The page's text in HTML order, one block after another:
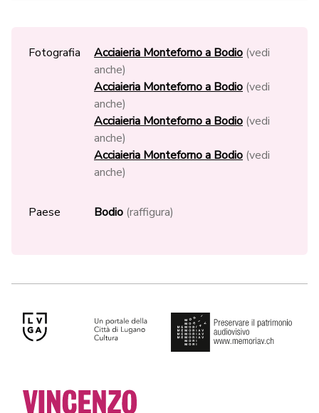
Fotografia Acciaieria Monteforno a Bodio (vedi
anche)
Acciaieria Monteforno a Bodio (vedi
anche)
Acciaieria Monteforno a Bodio (vedi
anche)
Acciaieria Monteforno a Bodio (vedi
anche)
Paese Bodio (raffigura)